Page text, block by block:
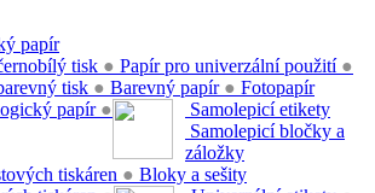
papír
tisk ● Papír pro univerzální použití ●
tisk ● Barevný papír ●
papír ●
Fotopapír
tiskáren ●
Samolepicí etikety
Samolepicí bločky a
záložky
Bloky a sešity